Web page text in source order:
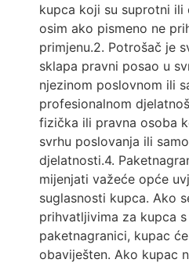
kupca koji su suprotni ili
osim ako pismeno ne
primjenu.2. Potrošač je
sklapa pravni posao u
njezinom poslovnom ili
profesionalnom
fizička ili pravna osoba
svrhu poslovanja ili
djelatnosti.4.
mijenjati važeće opće
suglasnosti kupca. Ako
prihvatljivima za kupca
paketnagranici, kupac
obaviješten. Ako kupac